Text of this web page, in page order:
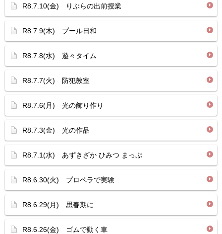
R8.7.10(金) りぶらの出前授業
R8.7.9(木) プール日和
R8.7.8(水) 遊々タイム
R8.7.7(火) 防犯教室
R8.7.6(月) 光の飾り作り
R8.7.3(金) 光の作品
R8.7.1(水) あずきざか ひみつ まっぷ
R8.6.30(火) プロペラで実験
R8.6.29(月) 思春期に
R8.6.26(金) ゴムで動く車